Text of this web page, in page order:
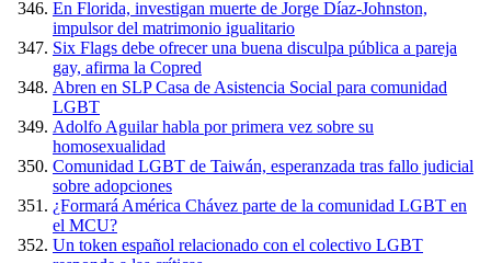
En Florida, investigan muerte de Jorge Díaz-Johnston,
impulsor del matrimonio igualitario
Six Flags debe ofrecer una buena disculpa pública a pareja
gay, afirma la Copred
Abren en SLP Casa de Asistencia Social para comunidad
LGBT
Adolfo Aguilar habla por primera vez sobre su
homosexualidad
Comunidad LGBT de Taiwán, esperanzada tras fallo judicial
sobre adopciones
¿Formará América Chávez parte de la comunidad LGBT en
el MCU?
Un token español relacionado con el colectivo LGBT